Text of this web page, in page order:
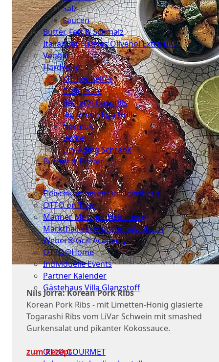
Salz
Saucen
Butter, Fett & Schmalz
ItalianBar Natives Olivenöl Extra BIO
Veggie
Hardware
Küchenhelfer
Grillgeräte
Beefer® Gasgrills
Big Green Egg Grill
Nesmuk
Berkel
Dry Aging Schrank
Bücher & Poster
Events
Fleischkompetenz in Heinsberg
OTTO on Tour
Männer Metzger Heinsberg
Markthalle in Mönchengladbach
Weber® Grill Academy
OTTO@Home
Individuelle Events
Partner Kalender
Gästehaus Villa Glanzstoff
Gutscheine
Über
OTTO GOURMET
Nils Jorra: Korean Pork Ribs
Korean Pork Ribs - mit Limetten-Honig glasierte
Togarashi Ribs vom LiVar Schwein mit smashed
Gurkensalat und pikanter Kokossauce.
zum Rezept